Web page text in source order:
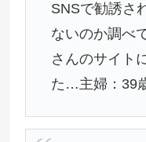
SNSで勧誘さ
ないのか調べ
さんのサイト
た…主婦：39